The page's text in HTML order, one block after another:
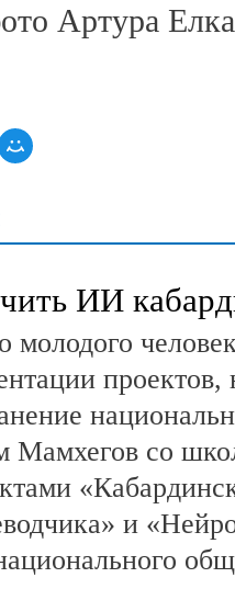
Артура
ИИ
молодого
Мамхегов со
и